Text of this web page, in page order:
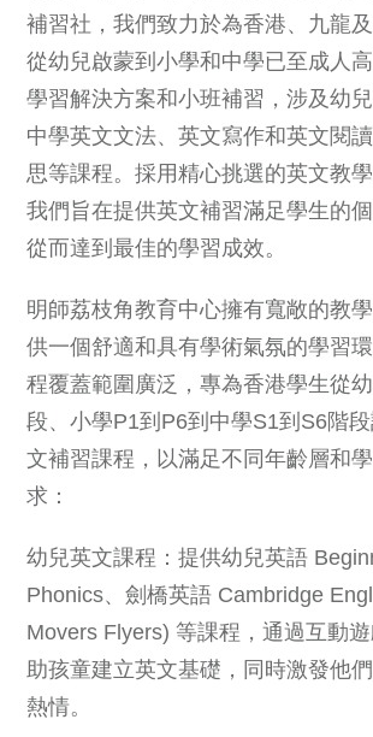
補習社，我們致力於為香港、九龍
從幼兒啟蒙到小學和中學已至成人
學習解決方案和小班補習，涉及幼
中學英文文法、英文寫作和英文閱
思等課程。採用精心挑選的英文教學
我們旨在提供英文補習滿足學生的個
從而達到最佳的學習成效。
明師荔枝角教育中心擁有寬敞的教
供一個舒適和具有學術氣氛的學習
程覆蓋範圍廣泛，專為香港學生從
段、小學P1到P6到中學S1到S6階
文補習課程，以滿足不同年齡層和
求：
幼兒英文課程：提供幼兒英語
Phonics、劍橋英語 Cambridge
Movers Flyers) 等課程，通過互動
助孩童建立英文基礎，同時激發他
熱情。